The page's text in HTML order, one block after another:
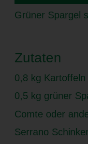
Grüner Spargel
Zutaten
0,8 kg
0,5 kg grüner
Comte oder
Serrano